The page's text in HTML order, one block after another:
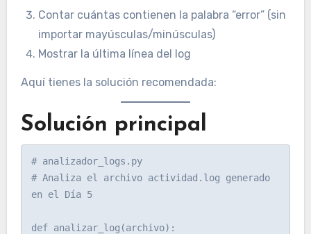
Contar cuántas contienen la palabra “error” (sin
importar mayúsculas/minúsculas)
Mostrar la última línea del log
Aquí tienes la solución recomendada:
Solución principal
# analizador_logs.py
# Analiza el archivo actividad.log generado
en el Día 5
def analizar_log(archivo):